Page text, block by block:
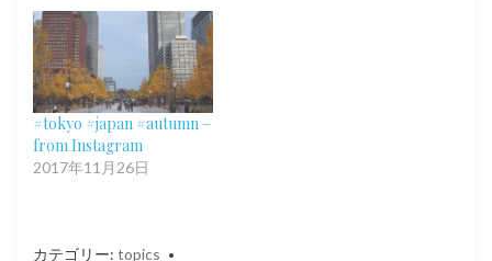
#tokyo #japan #autumn –
from Instagram
2017年11月26日
カテゴリー: topics